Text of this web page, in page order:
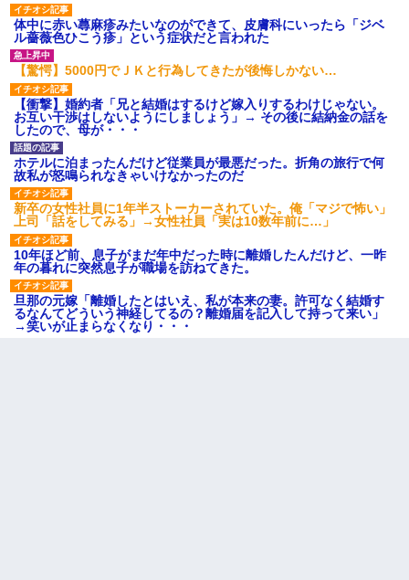
体中に赤い蕁麻疹みたいなのができて、皮膚科にいったら「ジベ
ル薔薇色ひこう疹」という症状だと言われた
【驚愕】5000円でＪＫと行為してきたが後悔しかない…
【衝撃】婚約者「兄と結婚はするけど嫁入りするわけじゃない。
お互い干渉はしないようにしましょう」→ その後に結納金の話を
したので、母が・・・
ホテルに泊まったんだけど従業員が最悪だった。折角の旅行で何
故私が怒鳴られなきゃいけなかったのだ
新卒の女性社員に1年半ストーカーされていた。俺「マジで怖い」
上司「話をしてみる」→女性社員「実は10数年前に…」
10年ほど前、息子がまだ年中だった時に離婚したんだけど、一昨
年の暮れに突然息子が職場を訪ねてきた。
旦那の元嫁「離婚したとはいえ、私が本来の妻。許可なく結婚す
るなんてどういう神経してるの？離婚届を記入して持って来い」
→笑いが止まらなくなり・・・